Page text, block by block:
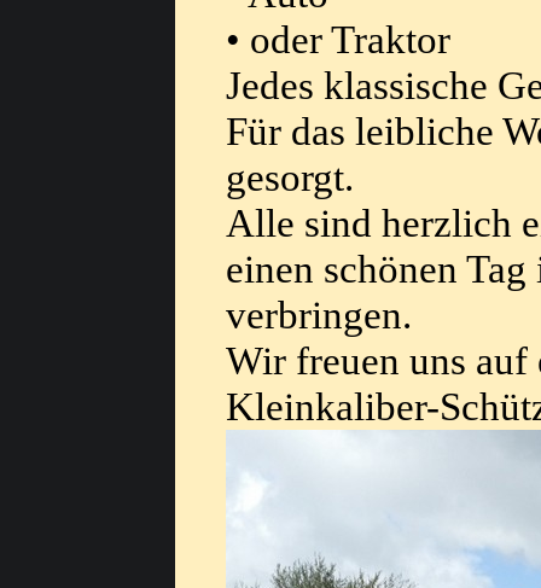
• oder Traktor
Jedes klassische
Für das leibliche
gesorgt.
Alle sind herzlich
einen schönen
verbringen.
Wir freuen uns auf
Kleinkaliber-